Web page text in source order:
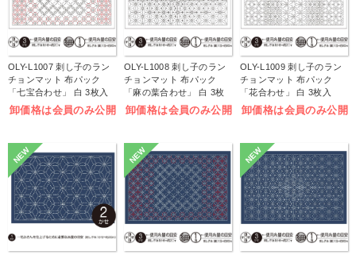
OLY-L1007 刺し子のラン
チョンマット 布パック
「七宝合わせ」 白 3枚入
(袋)
卸価格は会員のみ公開
OLY-L1008 刺し子のラン
チョンマット 布パック
「麻の葉合わせ」 白 3枚
入 (袋)
卸価格は会員のみ公開
OLY-L1009 刺し子のラン
チョンマット 布パック
「花合わせ」 白 3枚入
(袋)
卸価格は会員のみ公開
NEW NEW NEW